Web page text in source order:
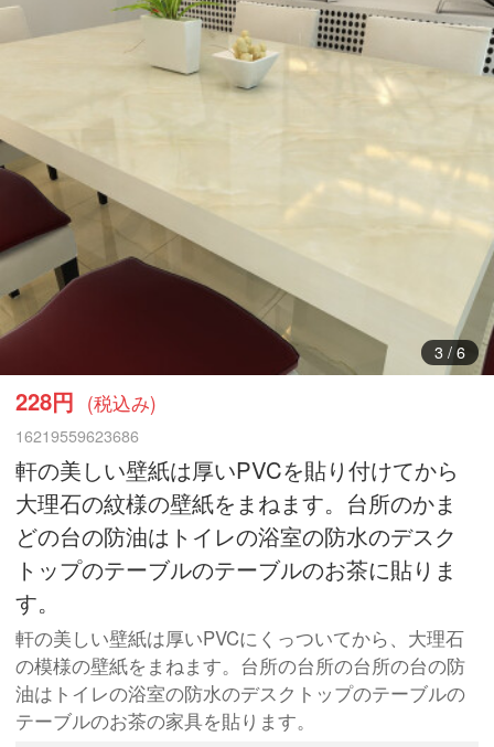
3/ 6
228円 (税込み)
16219559623686
軒の美しい壁紙は厚いPVCを貼り付けてから
大理石の紋様の壁紙をまねます。台所のかま
どの台の防油はトイレの浴室の防水のデスク
トップのテーブルのテーブルのお茶に貼りま
す。
軒の美しい壁紙は厚いPVCにくっついてから、大理石
の模様の壁紙をまねます。台所の台所の台所の台の防
油はトイレの浴室の防水のデスクトップのテーブルの
テーブルのお茶の家具を貼ります。